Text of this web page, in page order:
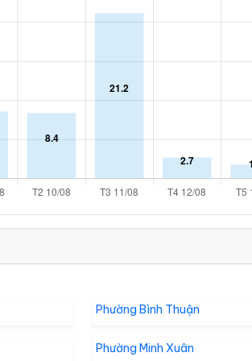
Phường Bình Thuận
Phường Minh Xuân